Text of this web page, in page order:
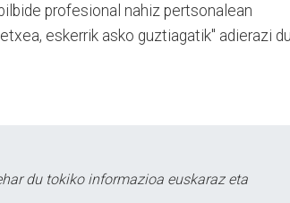
profesional nahiz pertsonalean
eskerrik asko guztiagatik" adierazi du
du tokiko informazioa euskaraz eta